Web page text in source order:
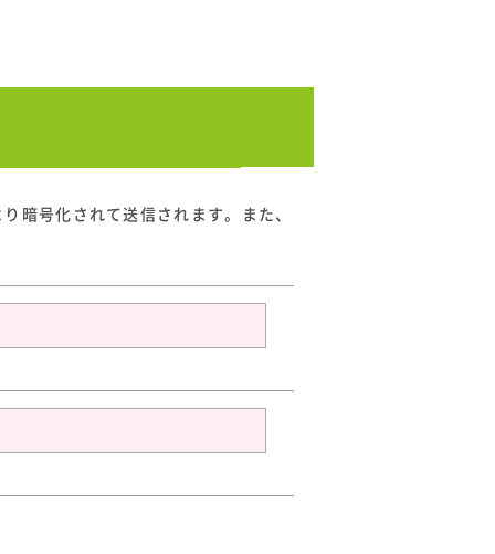
暗号化されて送信されます。また、